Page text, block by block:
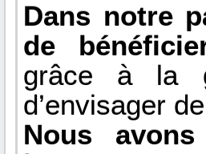
Dans notre
de
grâce à la
d’envisager
Nous